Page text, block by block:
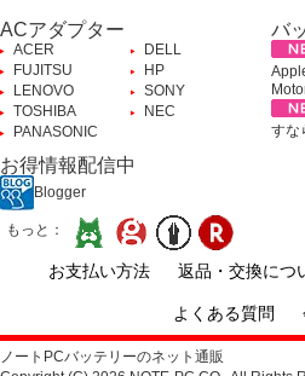
ACアダプター
ACER
DELL
FUJITSU
HP
LENOVO
SONY
TOSHIBA
NEC
PANASONIC
バ
すな
お得情報配信中
Blogger
もっと：
お支払い方法 返品・交換につ
よくある質問
ノートPCバッテリーのネット通販